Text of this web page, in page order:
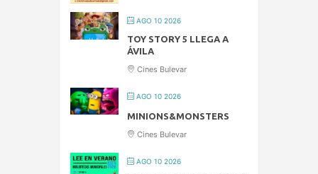
AGO 10 2026
TOY STORY 5 LLEGA A
ÁVILA
Cines Bulevar
AGO 10 2026
MINIONS&MONSTERS
Cines Bulevar
AGO 10 2026